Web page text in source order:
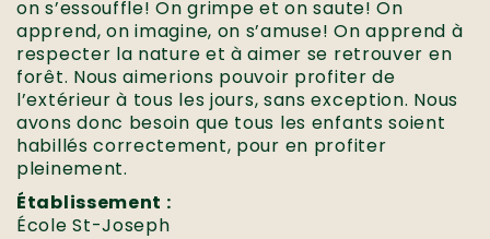
on s’essouffle! On grimpe et on saute! On
apprend, on imagine, on s’amuse! On apprend à
respecter la nature et à aimer se retrouver en
forêt. Nous aimerions pouvoir profiter de
l’extérieur à tous les jours, sans exception. Nous
avons donc besoin que tous les enfants soient
habillés correctement, pour en profiter
pleinement.
Établissement :
École St-Joseph